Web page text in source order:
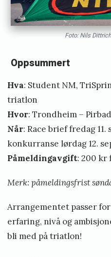
Foto: Nils
Oppsummert
Hva: Student NM,
triatlon
Hvor: Trondheim –
Når: Race brief fredag 11.
konkurranse lørdag 12.
Påmeldingavgift: 200 kr
Merk: påmeldingsfrist
Arrangementet passer
erfaring, nivå og
bli med på triatlon!